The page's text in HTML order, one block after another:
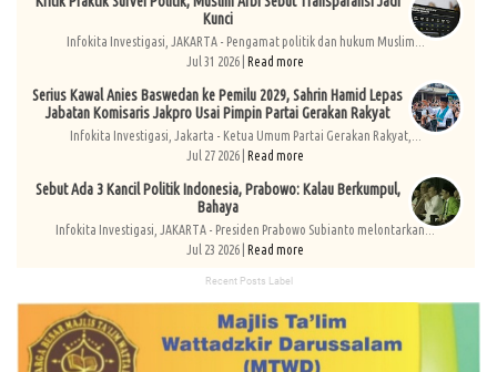
Kunci
Infokita Investigasi, JAKARTA - Pengamat politik dan hukum Muslim...
Jul 31 2026 | Read more
Serius Kawal Anies Baswedan ke Pemilu 2029, Sahrin Hamid Lepas
Jabatan Komisaris Jakpro Usai Pimpin Partai Gerakan Rakyat
Infokita Investigasi, Jakarta - Ketua Umum Partai Gerakan Rakyat,...
Jul 27 2026 | Read more
Sebut Ada 3 Kancil Politik Indonesia, Prabowo: Kalau Berkumpul,
Bahaya
Infokita Investigasi, JAKARTA - Presiden Prabowo Subianto melontarkan...
Jul 23 2026 | Read more
Recent Posts Label